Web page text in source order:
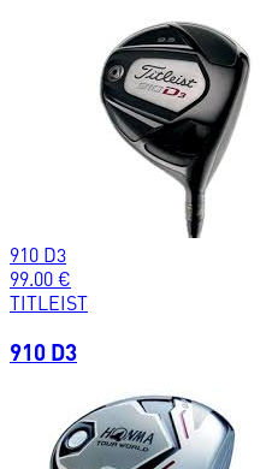
910 D3
99.00 €
TITLEIST
910 D3